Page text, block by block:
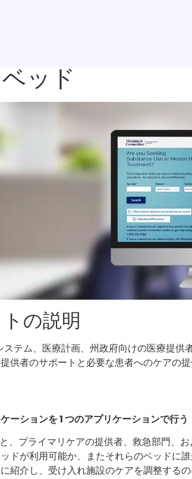
ッド
の説明
テム、医療計画、州政府向けの医療提
供者のサポートと必要な患者へのケアの提
ーションを 1 つのアプリケーションで行う
、プライマリケアの提供者、救急部門、
ドが利用可能か、またそれらのベッドに
紹介し、受け入れ施設のケアを調整するの